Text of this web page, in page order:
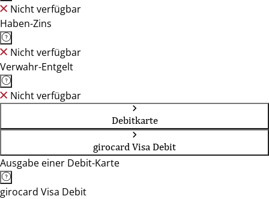
Nicht verfügbar
Haben-Zins
Nicht verfügbar
Verwahr-Entgelt
Nicht verfügbar
Debitkarte
girocard Visa Debit
Ausgabe einer Debit-Karte
girocard Visa Debit